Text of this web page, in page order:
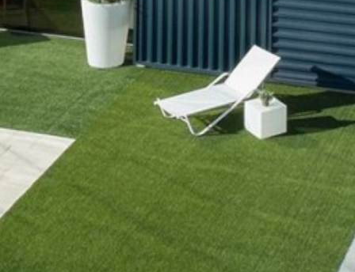
Eles permitem o monitoramento e análise do
comportamento dos usuários deste site. A informação
recolhida através deste tipo de cookies serve para medir a
actividade da web para a elaboração dos perfis de
navegação dos utilizadores, de forma a introduzir
melhorias a partir da análise dos dados de utilização
efectuada pelos utilizadores do serviço. Eles nos permitem
salvar as informações de preferência do usuário para
melhorar a qualidade dos nossos serviços e oferecer uma
melhor experiência através dos produtos recomendados.
Marketing e publicidade
Esses cookies são utilizados para armazenar informações
sobre as preferências e escolhas pessoais do usuário
através da observação contínua de seus hábitos de
navegação. Graças a eles, podemos conhecer os hábitos
de navegação no site e exibir publicidade relacionada ao
perfil de navegação do usuário.